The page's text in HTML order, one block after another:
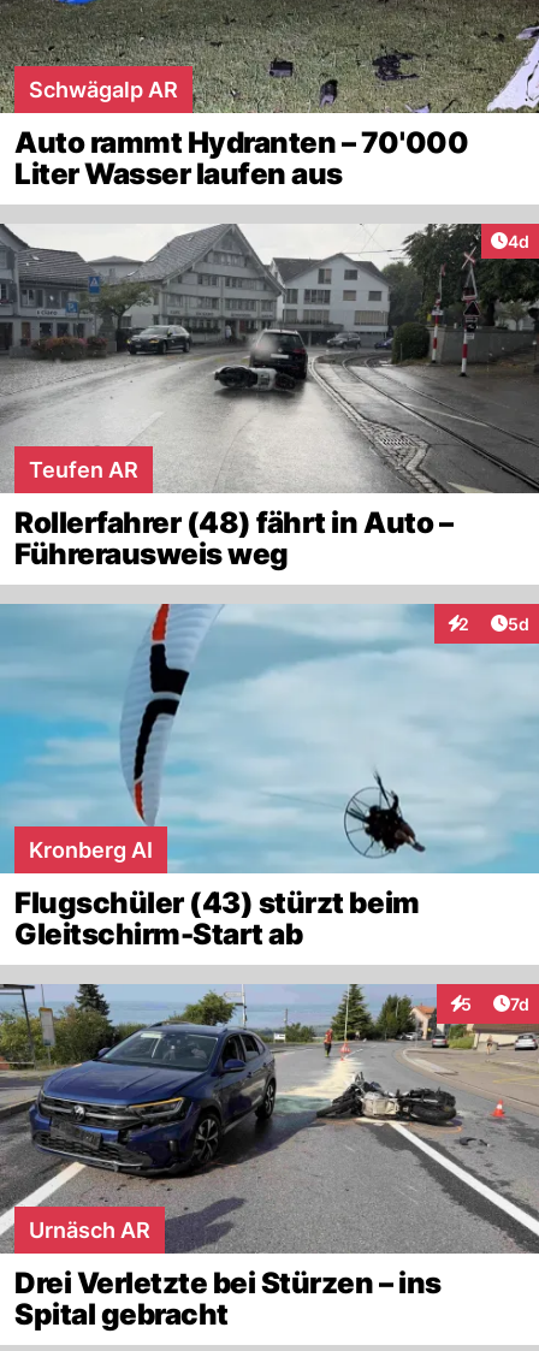
Schwägalp AR
Auto rammt Hydranten – 70'000
Liter Wasser laufen aus
4d
Teufen AR
Rollerfahrer (48) fährt in Auto –
Führerausweis weg
2 5d
Kronberg AI
Flugschüler (43) stürzt beim
Gleitschirm-Start ab
5 7d
Urnäsch AR
Drei Verletzte bei Stürzen – ins
Spital gebracht